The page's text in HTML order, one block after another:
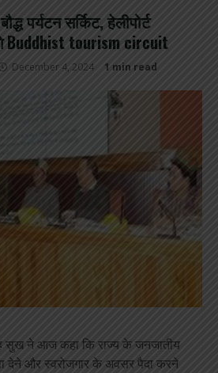
पर्यटन सर्किट, हेलीपोर्ट
Buddhist tourism circuit
December 4, 2024 1 min read
सुख ने आज कहा कि राज्य के जनजातीय
देने और स्वरोजगार के अवसर पैदा करने